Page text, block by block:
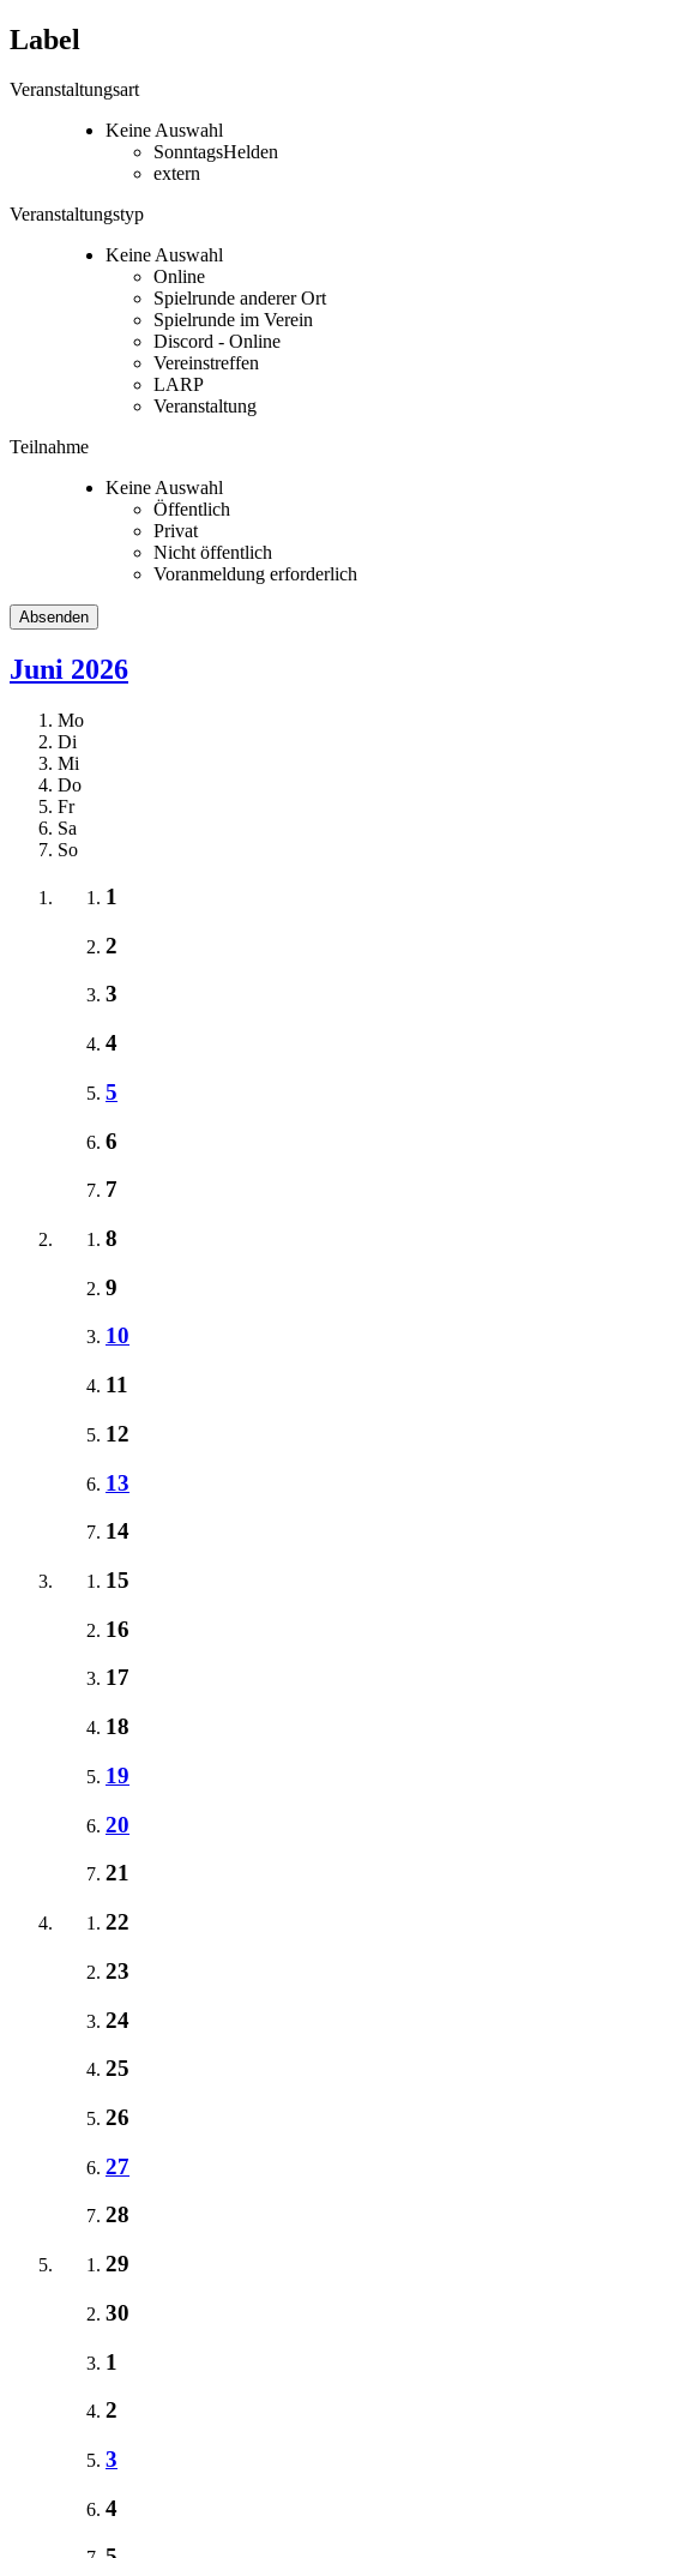
Label
Veranstaltungsart
Keine Auswahl
SonntagsHelden
extern
Veranstaltungstyp
Keine Auswahl
Online
Spielrunde anderer Ort
Spielrunde im Verein
Discord - Online
Vereinstreffen
LARP
Veranstaltung
Teilnahme
Keine Auswahl
Öffentlich
Privat
Nicht öffentlich
Voranmeldung erforderlich
Juni 2026
Mo
Di
Mi
Do
Fr
Sa
So
1
2
3
4
5
6
7
8
9
10
11
12
13
14
15
16
17
18
19
20
21
22
23
24
25
26
27
28
29
30
1
2
3
4